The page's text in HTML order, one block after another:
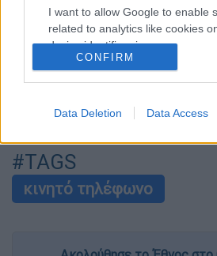
I want to allow Google to enable
related to analytics like cookies
device identifiers in apps.
related to personalization.
I want to allow Google to enable
related to security, including
CONFIRM
Data Deletion Data Access
Marfin: «Δεν έχω
επίθεση» λέει η
στους αστυνομικούς
#TAGS
κινητό τηλέφωνο